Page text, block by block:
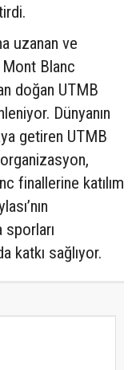
uzanan ve
Mont Blanc
doğan UTMB
Dünyanın
getiren UTMB
finallerine katılım
katkı sağlıyor.